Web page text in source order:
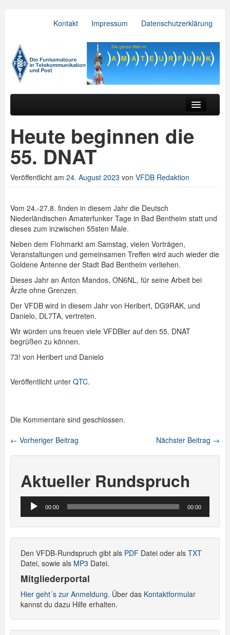
Kontakt Impressum Datenschutzerklärung
VFDB e.V.
Hauptmenü
Der Verein
Referate
BV & OV
Relais
Downloads
Spenden
Login
Heute beginnen die
55. DNAT
Veröffentlicht am 24. August 2023 von VFDB Redaktion
Vom 24.-27.8. finden in diesem Jahr die Deutsch
Niederländischen Amaterfunker Tage in Bad Bentheim statt und
dieses zum inzwischen 55sten Male.
Neben dem Flohmarkt am Samstag, vielen Vorträgen,
Veranstaltungen und gemeinsamen Treffen wird auch wieder die
Goldene Antenne der Stadt Bad Bentheim verliehen.
Dieses Jahr an Anton Mandos, ON6NL, für seine Arbeit bei
Ärzte ohne Grenzen.
Der VFDB wird in diesem Jahr von Heribert, DG9RAK, und
Danielo, DL7TA, vertreten.
Wir würden uns freuen viele VFDBler auf den 55. DNAT
begrüßen zu können.
73! von Heribert und Danielo
Veröffentlicht unter QTC.
Die Kommentare sind geschlossen.
Beitragsnavigation
Nächster Beitrag →
← Vorheriger Beitrag
Aktueller Rundspruch
Audio-
Player
00:00 00:00
Den VFDB-Rundspruch gibt als PDF Datei oder als TXT
Datei, sowie als MP3 Datei.
Mitgliederportal
Hier geht´s zur Anmeldung. Über das Kontaktformular
kannst du dazu Hilfe erhalten.